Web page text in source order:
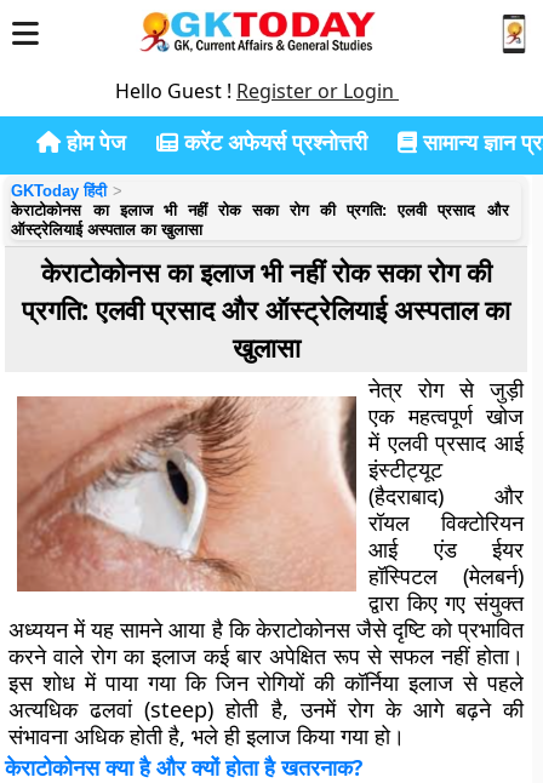
Hello Guest ! Register or Login
होम पेज करेंट अफेयर्स प्रश्नोत्तरी सामान्य ज्ञान
GKToday हिंदी
केराटोकोनस का इलाज भी नहीं रोक सका रोग की प्रगति: एलवी प्रसाद और
ऑस्ट्रेलियाई अस्पताल का खुलासा
केराटोकोनस का इलाज भी नहीं रोक सका रोग की
प्रगति: एलवी प्रसाद और ऑस्ट्रेलियाई अस्पताल का
खुलासा
नेत्र रोग से जुड़ी
एक महत्वपूर्ण खोज
में एलवी प्रसाद आई
इंस्टीट्यूट
(हैदराबाद) और
रॉयल विक्टोरियन
आई एंड ईयर
हॉस्पिटल (मेलबर्न)
द्वारा किए गए संयुक्त
अध्ययन में यह सामने आया है कि केराटोकोनस जैसे दृष्टि को प्रभावित
करने वाले रोग का इलाज कई बार अपेक्षित रूप से सफल नहीं होता।
इस शोध में पाया गया कि जिन रोगियों की कॉर्निया इलाज से पहले
अत्यधिक ढलवां (steep) होती है, उनमें रोग के आगे बढ़ने की
संभावना अधिक होती है, भले ही इलाज किया गया हो।
केराटोकोनस क्या है और क्यों होता है खतरनाक?